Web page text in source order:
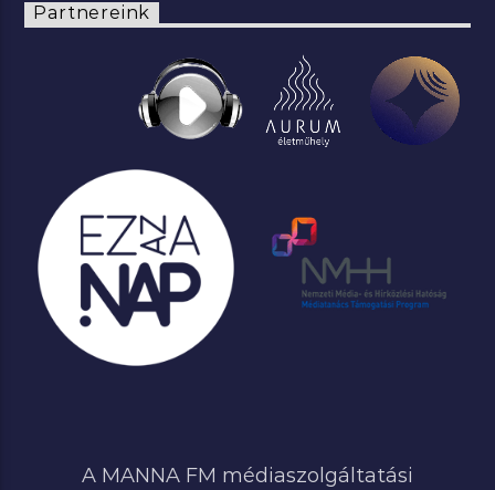
Partnereink
A MANNA FM médiaszolgáltatási